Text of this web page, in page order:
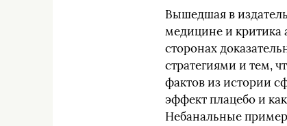
Вышедшая в
медицине и критика
сторонах
стратегиями и тем,
фактов из истории
эффект плацебо и
Небанальные